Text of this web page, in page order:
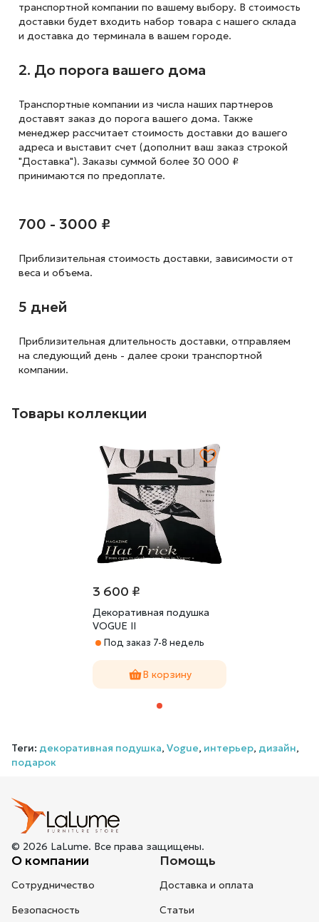
транспортной компании по вашему выбору. В стоимость
доставки будет входить набор товара с нашего склада
и доставка до терминала в вашем городе.
2. До порога вашего дома
Транспортные компании из числа наших партнеров
доставят заказ до порога вашего дома. Также
менеджер рассчитает стоимость доставки до вашего
адреса и выставит счет (дополнит ваш заказ строкой
"Доставка"). Заказы суммой более 30 000 ₽
принимаются по предоплате.
700 - 3000 ₽
Приблизительная стоимость доставки, зависимости от
веса и объема.
5 дней
Приблизительная длительность доставки, отправляем
на следующий день - далее сроки транспортной
компании.
Товары коллекции
3 600 ₽
Декоративная подушка
VOGUE II
Под заказ 7-8 недель
В корзину
Теги: декоративная подушка, Vogue, интерьер, дизайн,
подарок
© 2026 LaLume. Все права защищены.
О компании
Сотрудничество
Безопасность
Помощь
Доставка и оплата
Статьи